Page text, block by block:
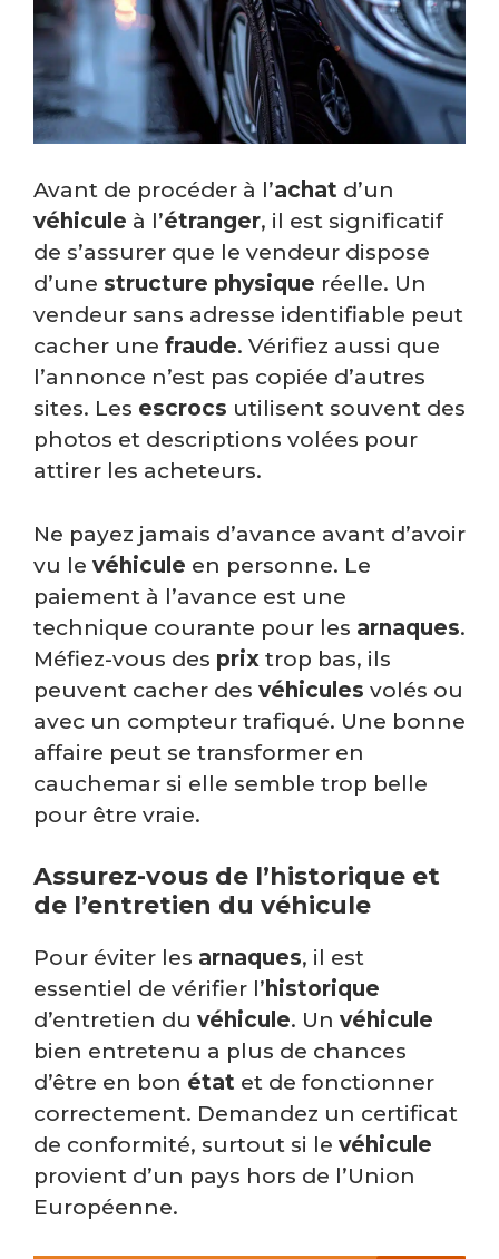
Avant de procéder à l’achat d’un
véhicule à l’étranger, il est significatif
de s’assurer que le vendeur dispose
d’une structure physique réelle. Un
vendeur sans adresse identifiable peut
cacher une fraude. Vérifiez aussi que
l’annonce n’est pas copiée d’autres
sites. Les escrocs utilisent souvent des
photos et descriptions volées pour
attirer les acheteurs.
Ne payez jamais d’avance avant d’avoir
vu le véhicule en personne. Le
paiement à l’avance est une
technique courante pour les arnaques.
Méfiez-vous des prix trop bas, ils
peuvent cacher des véhicules volés ou
avec un compteur trafiqué. Une bonne
affaire peut se transformer en
cauchemar si elle semble trop belle
pour être vraie.
Assurez-vous de l’historique et
de l’entretien du véhicule
Pour éviter les arnaques, il est
essentiel de vérifier l’ historique
d’entretien du véhicule. Un véhicule
bien entretenu a plus de chances
d’être en bon état et de fonctionner
correctement. Demandez un certificat
de conformité, surtout si le véhicule
provient d’un pays hors de l’Union
Européenne.